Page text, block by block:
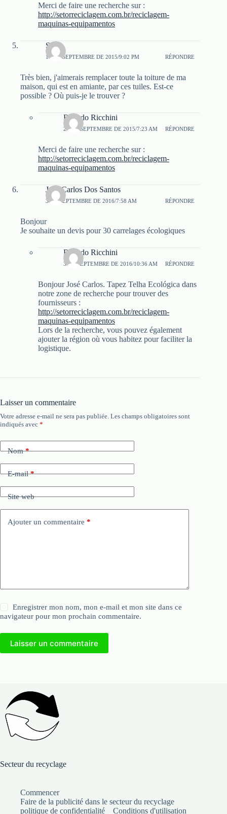
Merci de faire une recherche sur :
http://setorreciclagem.com.br/reciclagem-
maquinas-equipamentos
Suile
15 DE SEPTEMBRE DE 2015/9:02 PM RÉPONDRE
Très bien, j'aimerais remplacer toute la toiture de ma
maison, qui est en amiante, par ces tuiles. Est-ce
possible ? Où puis-je le trouver ?
Ricardo Ricchini
26 DE SEPTEMBRE DE 2015/7:23 AM RÉPONDRE
Merci de faire une recherche sur :
http://setorreciclagem.com.br/reciclagem-
maquinas-equipamentos
José Carlos Dos Santos
3 DE SEPTEMBRE DE 2016/7:58 AM RÉPONDRE
Bonjour
Je souhaite un devis pour 30 carrelages écologiques
Ricardo Ricchini
3 DE SEPTEMBRE DE 2016/10:36 AM RÉPONDRE
Bonjour José Carlos. Tapez Telha Ecológica dans
notre zone de recherche pour trouver des
fournisseurs :
http://setorreciclagem.com.br/reciclagem-
maquinas-equipamentos
Lors de la recherche, vous pouvez également
ajouter la région où vous habitez pour faciliter la
logistique.
Laisser un commentaire
Votre adresse e-mail ne sera pas publiée. Les champs obligatoires sont
indiqués avec *
Nom*
E-mail*
Site web
Ajouter un commentaire *
Enregistrer mon nom, mon e-mail et mon site dans ce
navigateur pour mon prochain commentaire.
Laisser un commentaire
Secteur du recyclage
Commencer
Faire de la publicité dans le secteur du recyclage
politique de confidentialité
Conditions d'utilisation